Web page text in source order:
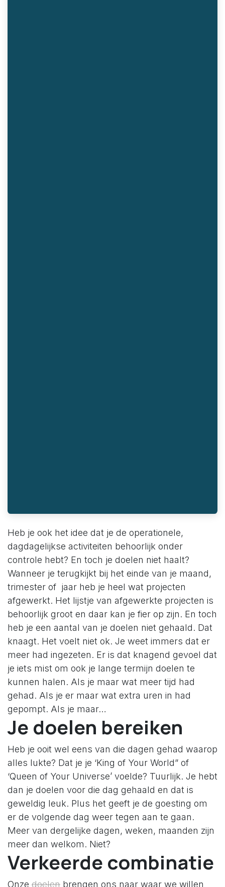
Heb je ook het idee dat je de operationele,
dagdagelijkse activiteiten behoorlijk onder
controle hebt? En toch je doelen niet haalt?
Wanneer je terugkijkt bij het einde van je maand,
trimester of jaar heb je heel wat projecten
afgewerkt. Het lijstje van afgewerkte projecten is
behoorlijk groot en daar kan je fier op zijn. En toch
heb je een aantal van je doelen niet gehaald. Dat
knaagt. Het voelt niet ok. Je weet immers dat er
meer had ingezeten. Er is dat knagend gevoel dat
je iets mist om ook je lange termijn doelen te
kunnen halen. Als je maar wat meer tijd had
gehad. Als je er maar wat extra uren in had
gepompt. Als je maar…
Je doelen bereiken
Heb je ooit wel eens van die dagen gehad waarop
alles lukte? Dat je je ‘King of Your World” of
‘Queen of Your Universe’ voelde? Tuurlijk. Je hebt
dan je doelen voor die dag gehaald en dat is
geweldig leuk. Plus het geeft je de goesting om
er de volgende dag weer tegen aan te gaan.
Meer van dergelijke dagen, weken, maanden zijn
meer dan welkom. Niet?
Verkeerde combinatie
Onze doelen brengen ons naar waar we willen